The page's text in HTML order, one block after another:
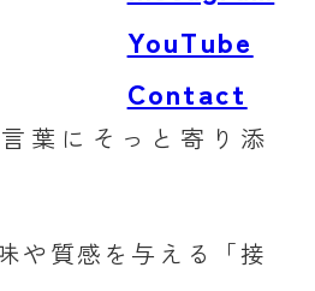
YouTube
Contact
葉にそっと寄り添
や質感を与える「接